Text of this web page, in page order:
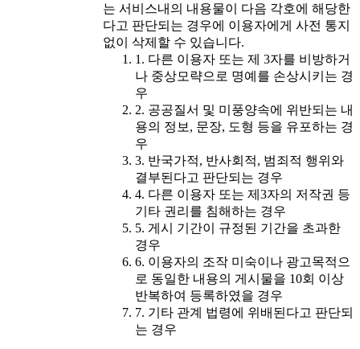
는 서비스내의 내용물이 다음 각호에 해당한
다고 판단되는 경우에 이용자에게 사전 통지
없이 삭제할 수 있습니다.
1. 다른 이용자 또는 제 3자를 비방하거
나 중상모략으로 명예를 손상시키는 경
우
2. 공공질서 및 미풍양속에 위반되는 내
용의 정보, 문장, 도형 등을 유포하는 경
우
3. 반국가적, 반사회적, 범죄적 행위와
결부된다고 판단되는 경우
4. 다른 이용자 또는 제3자의 저작권 등
기타 권리를 침해하는 경우
5. 게시 기간이 규정된 기간을 초과한
경우
6. 이용자의 조작 미숙이나 광고목적으
로 동일한 내용의 게시물을 10회 이상
반복하여 등록하였을 경우
7. 기타 관계 법령에 위배된다고 판단되
는 경우